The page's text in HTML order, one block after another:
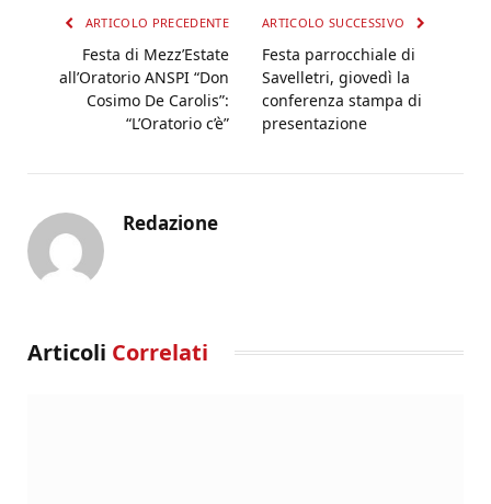
ARTICOLO PRECEDENTE
Festa di Mezz’Estate
all’Oratorio ANSPI “Don
Cosimo De Carolis”:
“L’Oratorio c’è”
ARTICOLO SUCCESSIVO
Festa parrocchiale di
Savelletri, giovedì la
conferenza stampa di
presentazione
Redazione
Articoli Correlati